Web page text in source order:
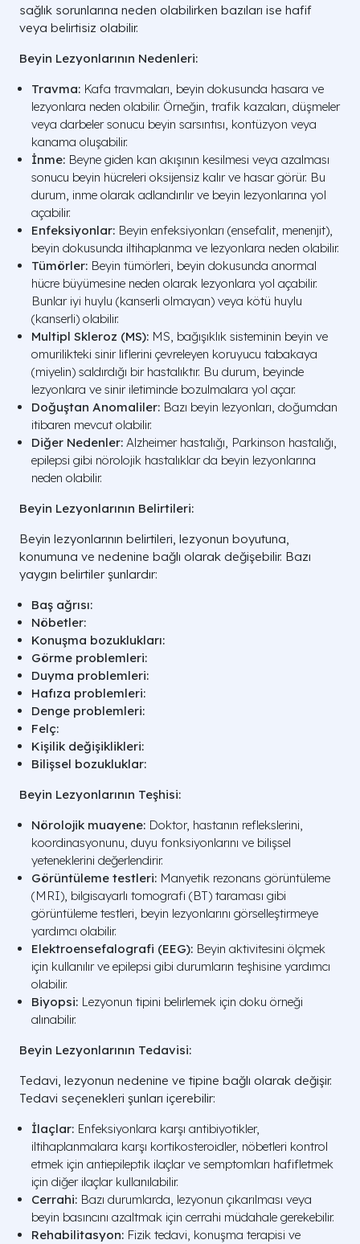
sağlık sorunlarına neden olabilirken bazıları ise hafif
veya belirtisiz olabilir.
Beyin Lezyonlarının Nedenleri:
Travma: Kafa travmaları, beyin dokusunda hasara ve
lezyonlara neden olabilir. Örneğin, trafik kazaları, düşmeler
veya darbeler sonucu beyin sarsıntısı, kontüzyon veya
kanama oluşabilir.
İnme: Beyne giden kan akışının kesilmesi veya azalması
sonucu beyin hücreleri oksijensiz kalır ve hasar görür. Bu
durum, inme olarak adlandırılır ve beyin lezyonlarına yol
açabilir.
Enfeksiyonlar: Beyin enfeksiyonları (ensefalit, menenjit),
beyin dokusunda iltihaplanma ve lezyonlara neden olabilir.
Tümörler: Beyin tümörleri, beyin dokusunda anormal
hücre büyümesine neden olarak lezyonlara yol açabilir.
Bunlar iyi huylu (kanserli olmayan) veya kötü huylu
(kanserli) olabilir.
Multipl Skleroz (MS): MS, bağışıklık sisteminin beyin ve
omurilikteki sinir liflerini çevreleyen koruyucu tabakaya
(miyelin) saldırdığı bir hastalıktır. Bu durum, beyinde
lezyonlara ve sinir iletiminde bozulmalara yol açar.
Doğuştan Anomaliler: Bazı beyin lezyonları, doğumdan
itibaren mevcut olabilir.
Diğer Nedenler: Alzheimer hastalığı, Parkinson hastalığı,
epilepsi gibi nörolojik hastalıklar da beyin lezyonlarına
neden olabilir.
Beyin Lezyonlarının Belirtileri:
Beyin lezyonlarının belirtileri, lezyonun boyutuna,
konumuna ve nedenine bağlı olarak değişebilir. Bazı
yaygın belirtiler şunlardır:
Baş ağrısı:
Nöbetler:
Konuşma bozuklukları:
Görme problemleri:
Duyma problemleri:
Hafıza problemleri:
Denge problemleri:
Felç:
Kişilik değişiklikleri:
Bilişsel bozukluklar:
Beyin Lezyonlarının Teşhisi:
Nörolojik muayene: Doktor, hastanın reflekslerini,
koordinasyonunu, duyu fonksiyonlarını ve bilişsel
yeteneklerini değerlendirir.
Görüntüleme testleri: Manyetik rezonans görüntüleme
(MRI), bilgisayarlı tomografi (BT) taraması gibi
görüntüleme testleri, beyin lezyonlarını görselleştirmeye
yardımcı olabilir.
Elektroensefalografi (EEG): Beyin aktivitesini ölçmek
için kullanılır ve epilepsi gibi durumların teşhisine yardımcı
olabilir.
Biyopsi: Lezyonun tipini belirlemek için doku örneği
alınabilir.
Beyin Lezyonlarının Tedavisi:
Tedavi, lezyonun nedenine ve tipine bağlı olarak değişir.
Tedavi seçenekleri şunları içerebilir:
İlaçlar: Enfeksiyonlara karşı antibiyotikler,
iltihaplanmalara karşı kortikosteroidler, nöbetleri kontrol
etmek için antiepileptik ilaçlar ve semptomları hafifletmek
için diğer ilaçlar kullanılabilir.
Cerrahi: Bazı durumlarda, lezyonun çıkarılması veya
beyin basıncını azaltmak için cerrahi müdahale gerekebilir.
Rehabilitasyon: Fizik tedavi, konuşma terapisi ve